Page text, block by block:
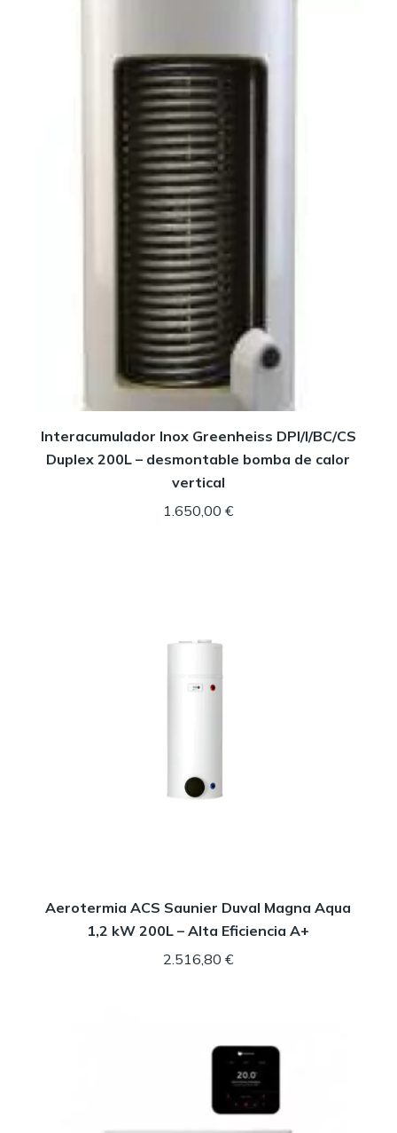
Interacumulador Inox Greenheiss DPI/I/BC/CS
Duplex 200L – desmontable bomba de calor
vertical
1.650,00 €
Aerotermia ACS Saunier Duval Magna Aqua
1,2 kW 200L – Alta Eficiencia A+
2.516,80 €